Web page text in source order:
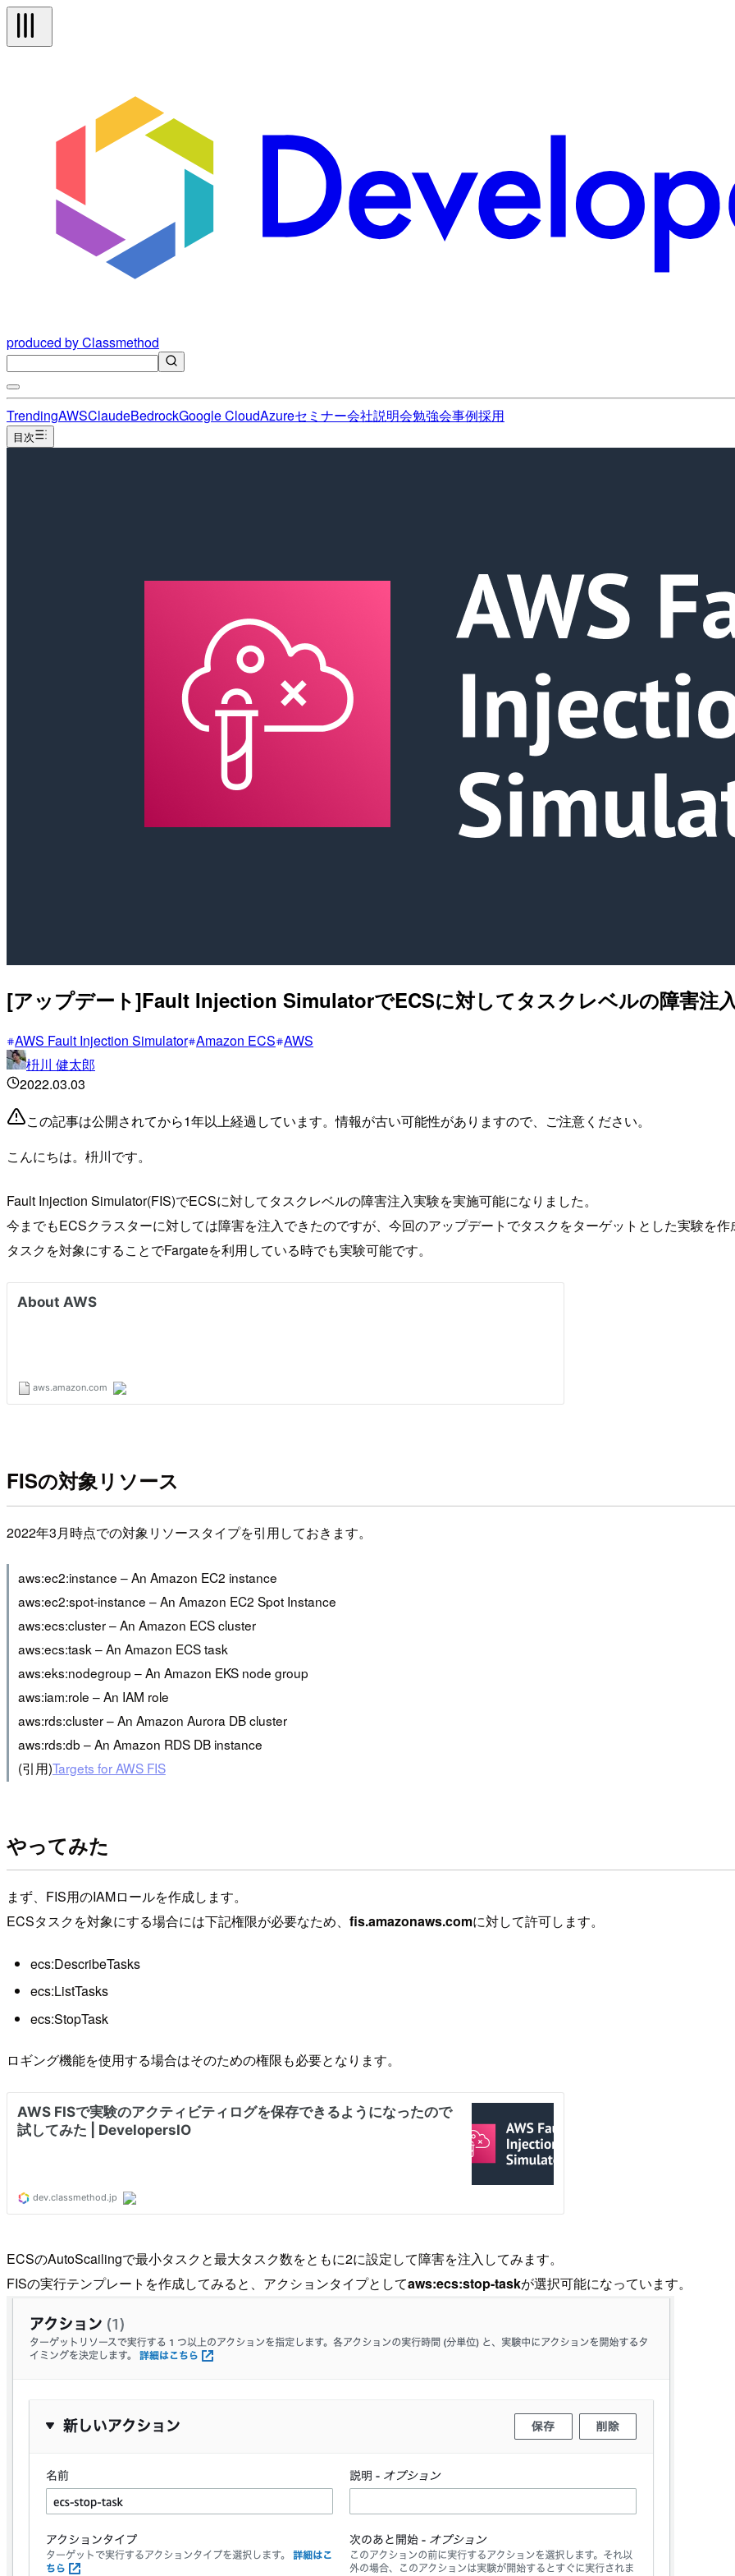
produced by Classmethod
TrendingAWSClaudeBedrockGoogle CloudAzureセミナー会社説明会勉強会事例採用
目次
[アップデート]Fault Injection SimulatorでECSに対してタスクレベルの障害注
AWS Fault Injection Simulator Amazon ECS AWS
枡川 健太郎
2022.03.03
この記事は公開されてから1年以上経過しています。情報が古い可能性がありますので、ご注意ください。
こんにちは。枡川です。
Fault Injection Simulator(FIS)でECSに対してタスクレベルの障害注入実験を実施可能になりました。
今までもECSクラスターに対しては障害を注入できたのですが、今回のアップデートでタスクをターゲットとした実験を作
タスクを対象にすることでFargateを利用している時でも実験可能です。
FISの対象リソース
2022年3月時点での対象リソースタイプを引用しておきます。
aws:ec2:instance – An Amazon EC2 instance
aws:ec2:spot-instance – An Amazon EC2 Spot Instance
aws:ecs:cluster – An Amazon ECS cluster
aws:ecs:task – An Amazon ECS task
aws:eks:nodegroup – An Amazon EKS node group
aws:iam:role – An IAM role
aws:rds:cluster – An Amazon Aurora DB cluster
aws:rds:db – An Amazon RDS DB instance
(引用)Targets for AWS FIS
やってみた
まず、FIS用のIAMロールを作成します。
ECSタスクを対象にする場合には下記権限が必要なため、 fis.amazonaws.comに対して許可します。
ecs:DescribeTasks
ecs:ListTasks
ecs:StopTask
ロギング機能を使用する場合はそのための権限も必要となります。
ECSのAutoScailingで最小タスクと最大タスク数をともに2に設定して障害を注入してみます。
FISの実行テンプレートを作成してみると、アクションタイプとしてaws:ecs:stop-taskが選択可能になっています。